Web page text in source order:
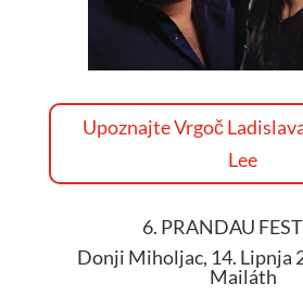
Upoznajte Vrgoč
Lee
6. PRANDAU
Donji Miholjac, 14. Lipnja
Mailáth